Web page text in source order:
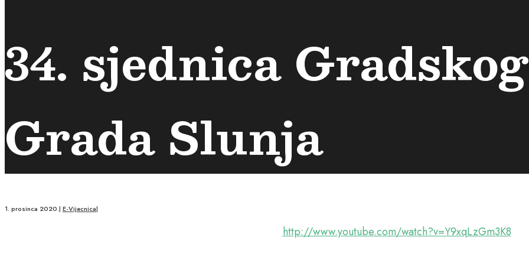
34. sjednica
Grada Slunja
1. prosinca 2020.| E-Vijecnica|
http://www.youtube.com/watch?v=Y9xqLzGm3K8